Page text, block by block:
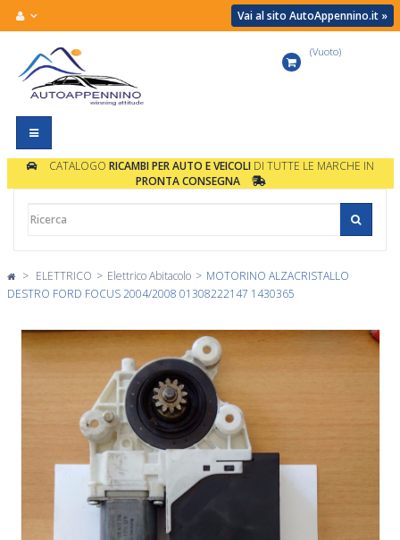
Vai al sito AutoAppennino.it »
Navigazione
Toggle
(Vuoto)
CATALOGO RICAMBI PER AUTO E VEICOLIDI TUTTE LE MARCHE IN
PRONTA CONSEGNA
> ELETTRICO > Elettrico Abitacolo > MOTORINO ALZACRISTALLO
DESTRO FORD FOCUS 2004/2008 01308222147 1430365